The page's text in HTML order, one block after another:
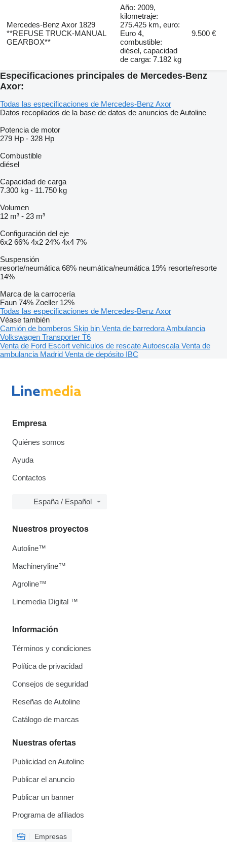
Mercedes-Benz Axor 1829
**REFUSE TRUCK-MANUAL
GEARBOX**
Año: 2009,
kilometraje:
275.425 km, euro:
Euro 4,
combustible:
diésel, capacidad
de carga: 7.182 kg
9.500 €
Especificaciones principales de Mercedes-Benz
Axor:
Todas las especificaciones de Mercedes-Benz Axor
Datos recopilados de la base de datos de anuncios de Autoline
Potencia de motor
279 Hp - 328 Hp
Combustible
diésel
Capacidad de carga
7.300 kg - 11.750 kg
Volumen
12 m³ - 23 m³
Configuración del eje
6x2 66% 4x2 24% 4x4 7%
Suspensión
resorte/neumática 68% neumática/neumática 19% resorte/resorte
14%
Marca de la carrocería
Faun 74% Zoeller 12%
Todas las especificaciones de Mercedes-Benz Axor
Véase también
Camión de bomberos Skip bin Venta de barredoraAmbulancia
Volkswagen Transporter T6
Venta de Ford Escort vehículos de rescateAutoescala Venta de
ambulancia Madrid Venta de depósito IBC
Empresa
Quiénes somos
Ayuda
Contactos
España / Español
Información
Términos y condiciones
Política de privacidad
Consejos de seguridad
Reseñas de Autoline
Catálogo de marcas
Nuestras ofertas
Publicidad en Autoline
Publicar el anuncio
Publicar un banner
Programa de afiliados
Empresas
Nuestros proyectos
Autoline™
Machineryline™
Agroline™
Linemedia Digital ™